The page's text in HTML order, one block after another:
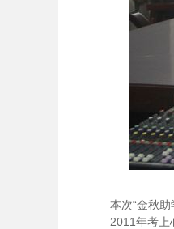
本次“金秋
2011年考上